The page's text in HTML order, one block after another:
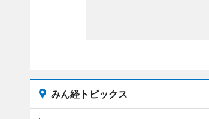
みん経トピックス